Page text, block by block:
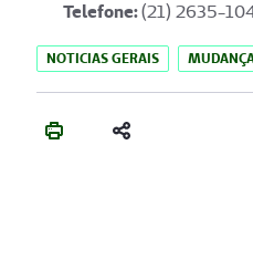
Telefone:(21) 2635-
NOTICIAS GERAIS